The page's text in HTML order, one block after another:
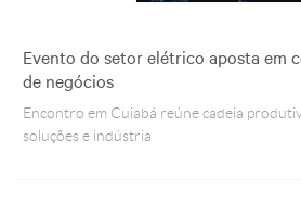
Evento do setor elétrico aposta em
de negócios
Encontro em Cuiabá reúne cadeia
soluções e indústria